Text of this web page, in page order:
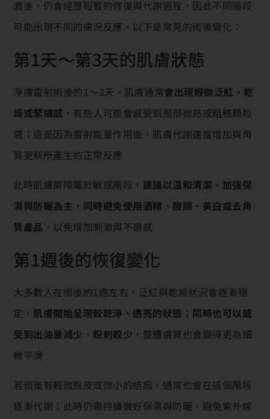
激後，仍會經歷短暫的修復與代謝過程，因此不同階段
可能出現不同的膚況反應，以下是常見的術後變化：
第1天～第3天的肌膚狀態
淨膚雷射術後的1～3天，肌膚通常會出現輕微泛紅、乾
燥或緊繃感 ，有些人可能會感受到局部微熱或粗糙顆粒
感；這是因為雷射能量作用後，肌膚代謝速度增加與角
質更新所產生的正常反應
此時肌膚屏障屬於敏感階段， 建議以溫和清潔、加強保
濕與防曬為主 ， 同時避免使用酒精、酸類、美白或去角
質產品 ，以免增加刺激與不適感
第1週後的恢復變化
大多數人在術後約1週左右，泛紅與乾燥狀況會逐漸穩
定， 肌膚開始呈現較乾淨、透亮的狀態；同時也可以感
受到出油量減少、粉刺較少 ，整體膚質也會變得更為細
緻平滑
若術後有輕微脫皮或微小的結痂，通常也會在這個階段
逐漸代謝；此時仍需持續做好保濕與防曬，避免紫外線